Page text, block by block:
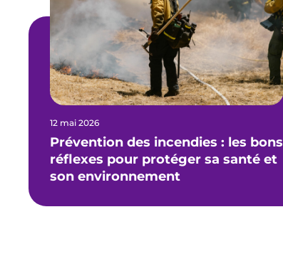
12 mai 2026
Prévention des incendies : les bons
réflexes pour protéger sa santé et
son environnement